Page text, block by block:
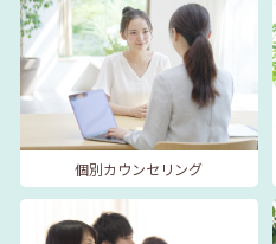
個別カウンセリング